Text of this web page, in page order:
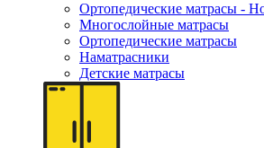
Ортопедические матрасы -
Многослойные матрасы
Ортопедические матрасы
Наматрасники
Детские матрасы